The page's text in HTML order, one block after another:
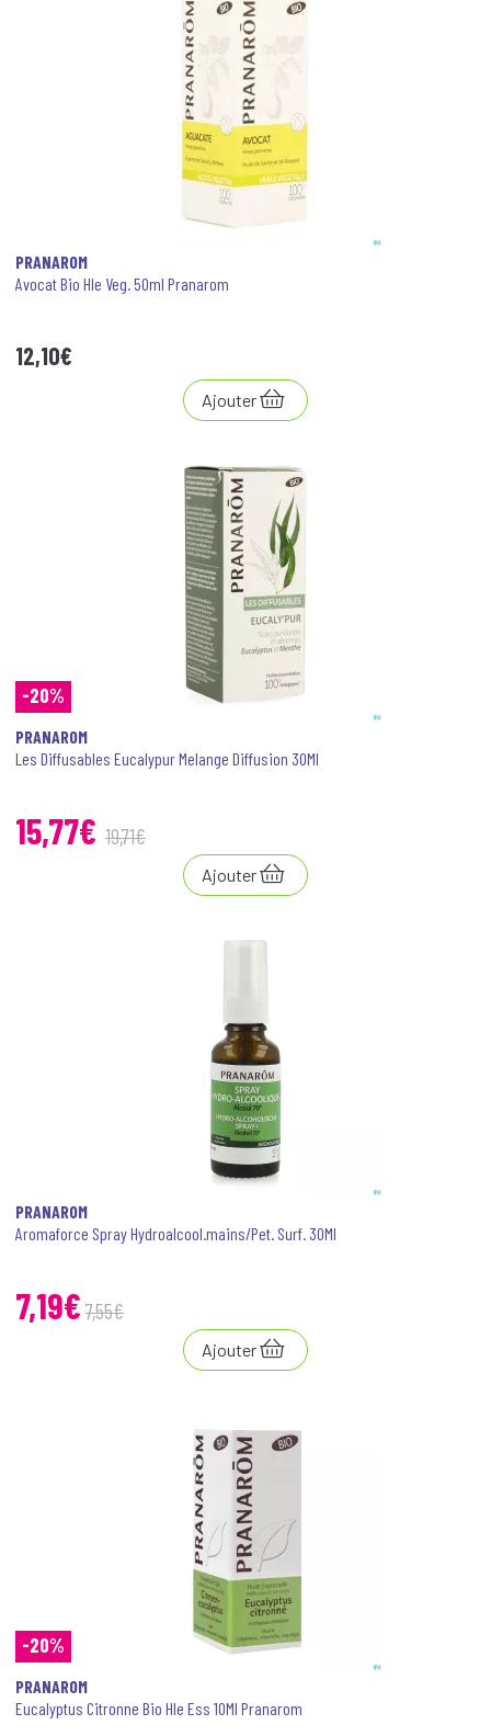
PRANAROM
Avocat Bio Hle Veg. 50ml Pranarom
12,10€
Ajouter
-20%
PRANAROM
Les Diffusables Eucalypur Melange Diffusion 30Ml
15,77€ 19,71€
Ajouter
PRANAROM
Aromaforce Spray Hydroalcool.mains/Pet. Surf. 30Ml
7,19€ 7,55€
Ajouter
-20%
PRANAROM
Eucalyptus Citronne Bio Hle Ess 10Ml Pranarom